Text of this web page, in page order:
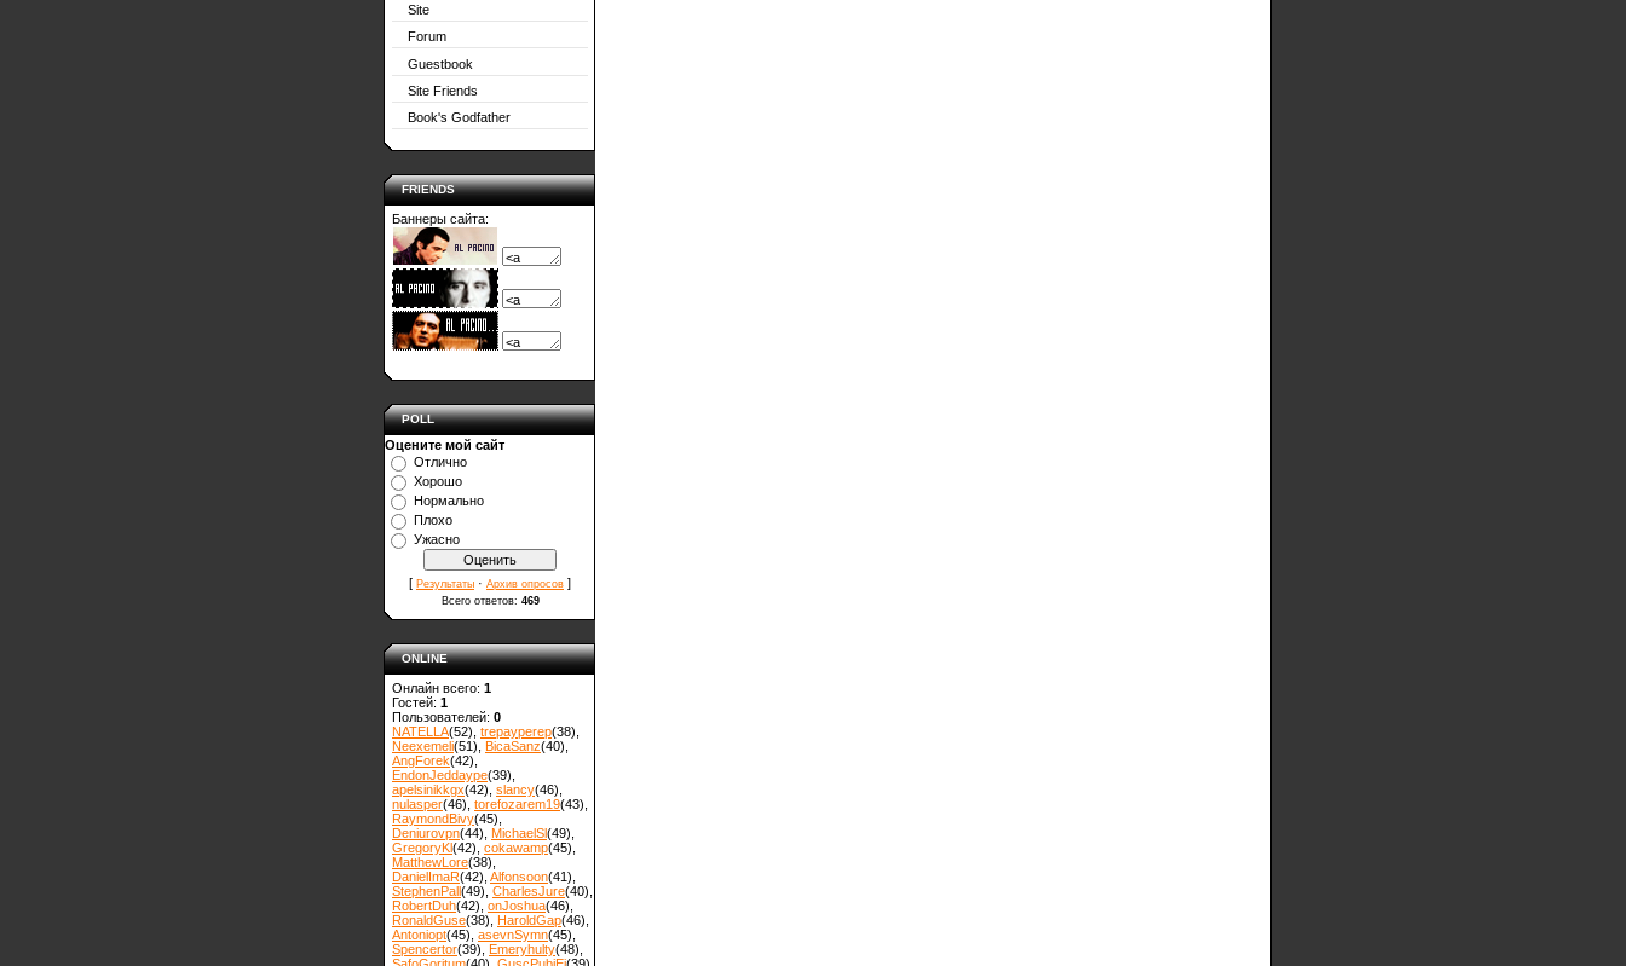
Site
Forum
Guestbook
Site Friends
Book's Godfather
FRIENDS
Баннеры сайта:
POLL
Оцените мой сайт
Отлично
Хорошо
Нормально
Плохо
Ужасно
[ Результаты · Архив опросов ]
Всего ответов: 469
ONLINE
Онлайн всего: 1
Гостей: 1
Пользователей: 0
NATELLA(52) trepayperep(38)
Neexemeli(51) BicaSanz(40)
AngForek(42)
EndonJeddaype(39)
apelsinikkgx(42) slancy(46)
nulasper(46) torefozarem19(43)
RaymondBivy(45)
Deniurovpn(44) MichaelSl(49)
GregoryKl(42) cokawamp(45)
MatthewLore(38)
DanielImaR(42) Alfonsoon(41)
StephenPall(49) CharlesJure(40)
RobertDuh(42) onJoshua(46)
RonaldGuse(38) HaroldGap(46)
Antoniopt(45) asevnSymn(45)
Spencertor(39) Emeryhulty(48)